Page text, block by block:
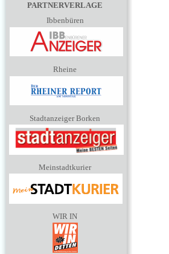
PARTNERVERLAGE
Ibbenbüren
Rheine
Stadtanzeiger Borken
Meinstadtkurier
WIR IN